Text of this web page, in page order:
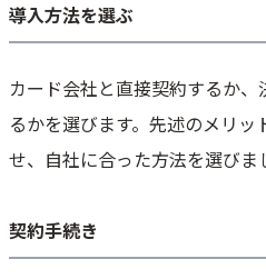
導入方法を選ぶ
カード会社と直接契約するか
るかを選びます。先述のメリ
せ、自社に合った方法を選びま
契約手続き